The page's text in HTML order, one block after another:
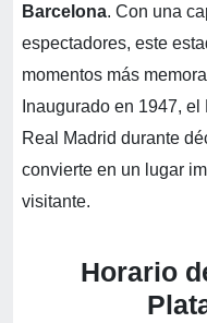
Barcelona. Con una
espectadores, este
momentos más
Inaugurado en 1947,
Real Madrid durante
convierte en un lugar
visitante.
Horario